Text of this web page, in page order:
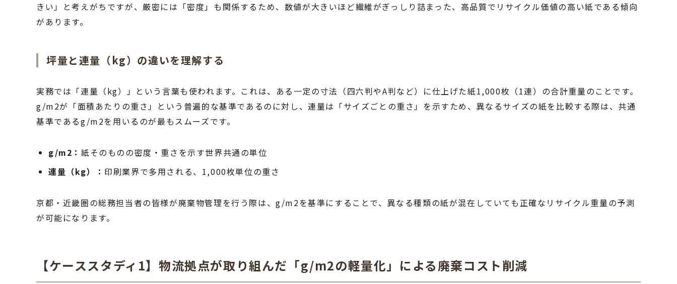
きい」と考えがちですが、厳密には「密度」も関係するため、数値が大きいほど繊維がぎっしり詰まった、高品質でリサイクル価値の高い紙である傾向
があります。
坪量と連量（kg）の違いを理解する
実務では「連量（kg）」という言葉も使われます。これは、ある一定の寸法（四六判やA判など）に仕上げた紙1,000枚（1連）の合計重量のことです。
g/m2が「面積あたりの重さ」という普遍的な基準であるのに対し、連量は「サイズごとの重さ」を示すため、異なるサイズの紙を比較する際は、共通
基準であるg/m2を用いるのが最もスムーズです。
g/m2： 紙そのものの密度・重さを示す世界共通の単位
連量（kg）： 印刷業界で多用される、1,000枚単位の重さ
京都・近畿圏の総務担当者の皆様が廃棄物管理を行う際は、g/m2を基準にすることで、異なる種類の紙が混在していても正確なリサイクル重量の予測
が可能になります。
【ケーススタディ1】物流拠点が取り組んだ「g/m2の軽量化」による廃棄コスト削減